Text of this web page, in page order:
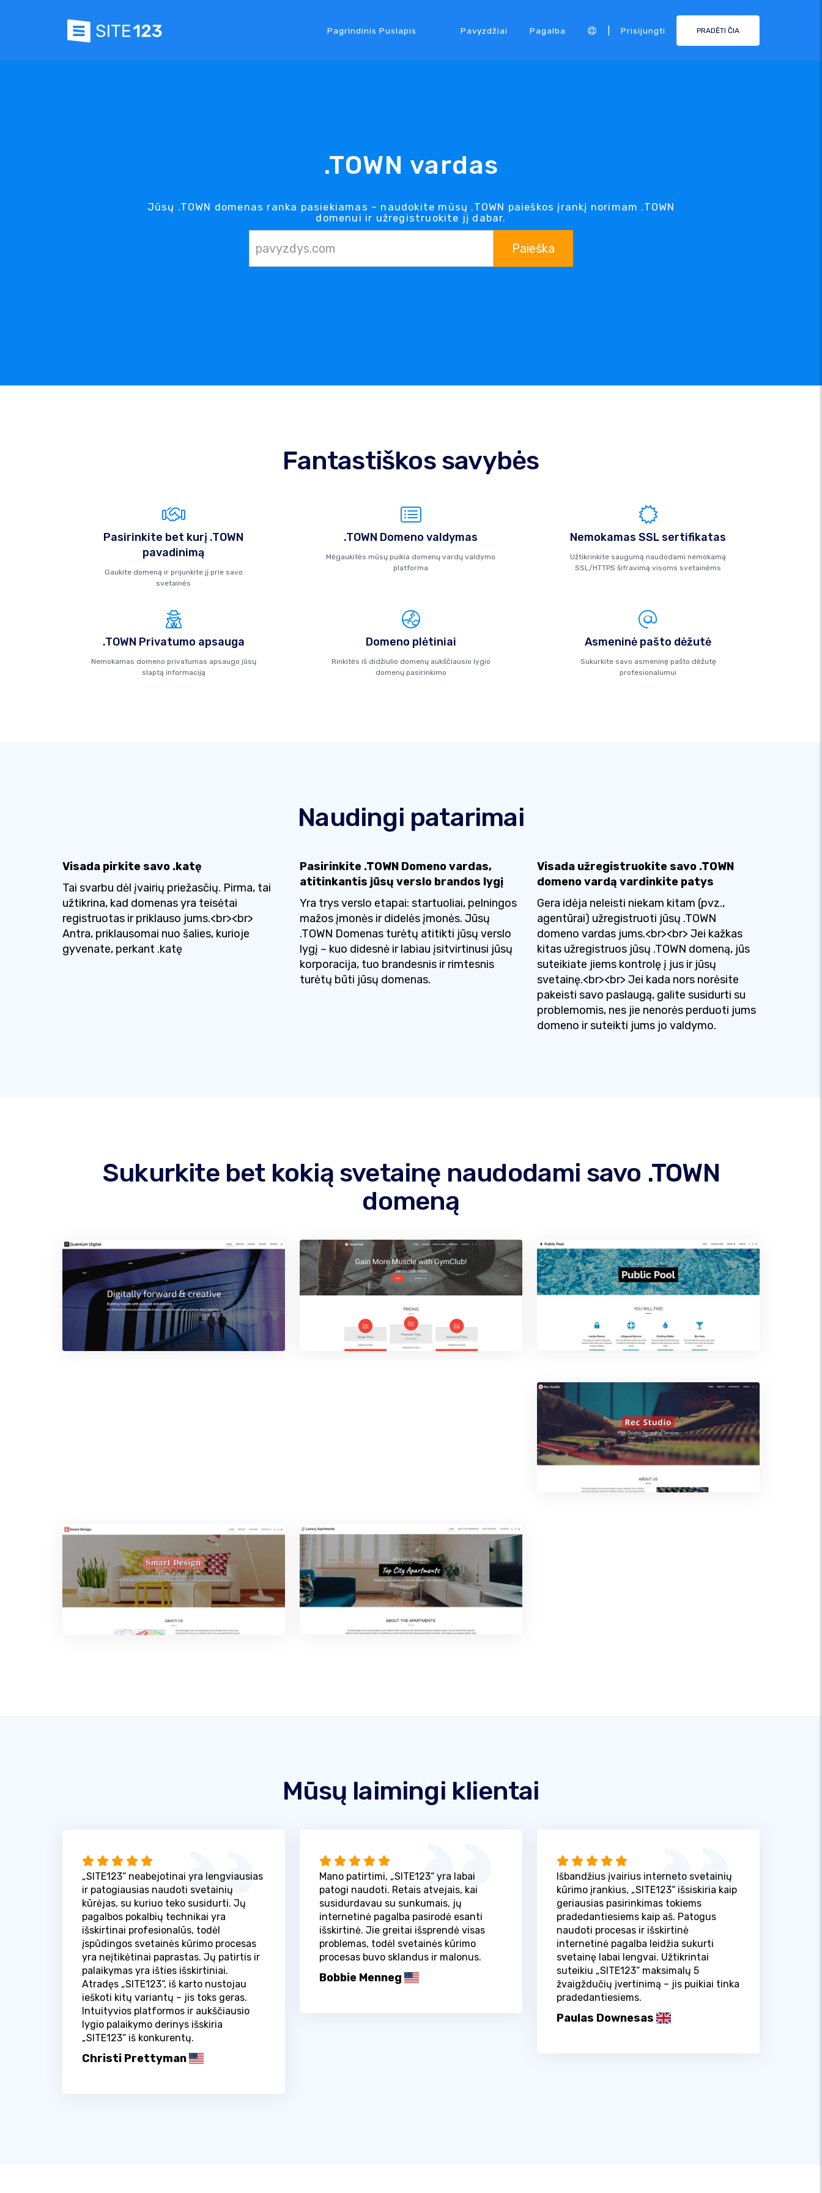
Pagrindinis Puslapis Pavyzdžiai Pagalba Prisijungti PRADĖTI ČIA
.TOWN vardas
Jūsų .TOWN domenas ranka pasiekiamas – naudokite mūsų .TOWN paieškos įrankį norimam .TOWN
domenui ir užregistruokite jį dabar.
Paieška
Fantastiškos savybės
Pasirinkite bet kurį .TOWN
pavadinimą
Gaukite domeną ir prijunkite jį prie savo
svetainės
.TOWN Domeno valdymas
Mėgaukitės mūsų puikia domenų vardų valdymo
platforma
Nemokamas SSL sertifikatas
Užtikrinkite saugumą naudodami nemokamą
SSL/HTTPS šifravimą visoms svetainėms
.TOWN Privatumo apsauga
Nemokamas domeno privatumas apsaugo jūsų
slaptą informaciją
Domeno plėtiniai
Rinkitės iš didžiulio domenų aukščiausio lygio
domenų pasirinkimo
Asmeninė pašto dėžutė
Sukurkite savo asmeninę pašto dėžutę
profesionalumui
Naudingi patarimai
Visada pirkite savo .katę
Tai svarbu dėl įvairių priežasčių. Pirma, tai
užtikrina, kad domenas yra teisėtai
registruotas ir priklauso jums.<br><br>
Antra, priklausomai nuo šalies, kurioje
gyvenate, perkant .katę
Pasirinkite .TOWN Domeno vardas,
atitinkantis jūsų verslo brandos lygį
Yra trys verslo etapai: startuoliai, pelningos
mažos įmonės ir didelės įmonės. Jūsų
.TOWN Domenas turėtų atitikti jūsų verslo
lygį – kuo didesnė ir labiau įsitvirtinusi jūsų
korporacija, tuo brandesnis ir rimtesnis
turėtų būti jūsų domenas.
Visada užregistruokite savo .TOWN
domeno vardą vardinkite patys
Gera idėja neleisti niekam kitam (pvz.,
agentūrai) užregistruoti jūsų .TOWN
domeno vardas jums.<br><br> Jei kažkas
kitas užregistruos jūsų .TOWN domeną, jūs
suteikiate jiems kontrolę į jus ir jūsų
svetainę.<br><br> Jei kada nors norėsite
pakeisti savo paslaugą, galite susidurti su
problemomis, nes jie nenorės perduoti jums
domeno ir suteikti jums jo valdymo.
Sukurkite bet kokią svetainę naudodami savo .TOWN
domeną
Mūsų laimingi klientai
„SITE123“ neabejotinai yra lengviausias
ir patogiausias naudoti svetainių
kūrėjas, su kuriuo teko susidurti. Jų
pagalbos pokalbių technikai yra
išskirtinai profesionalūs, todėl
įspūdingos svetainės kūrimo procesas
yra neįtikėtinai paprastas. Jų patirtis ir
palaikymas yra išties išskirtiniai.
Atradęs „SITE123“, iš karto nustojau
ieškoti kitų variantų – jis toks geras.
Intuityvios platformos ir aukščiausio
lygio palaikymo derinys išskiria
„SITE123“ iš konkurentų.
Christi Prettyman
Mano patirtimi, „SITE123“ yra labai
patogi naudoti. Retais atvejais, kai
susidurdavau su sunkumais, jų
internetinė pagalba pasirodė esanti
išskirtinė. Jie greitai išsprendė visas
problemas, todėl svetainės kūrimo
procesas buvo sklandus ir malonus.
Bobbie Menneg
Išbandžius įvairius interneto svetainių
kūrimo įrankius, „SITE123“ išsiskiria kaip
geriausias pasirinkimas tokiems
pradedantiesiems kaip aš. Patogus
naudoti procesas ir išskirtinė
internetinė pagalba leidžia sukurti
svetainę labai lengvai. Užtikrintai
suteikiu „SITE123“ maksimalų 5
žvaigždučių įvertinimą – jis puikiai tinka
pradedantiesiems.
Paulas Downesas